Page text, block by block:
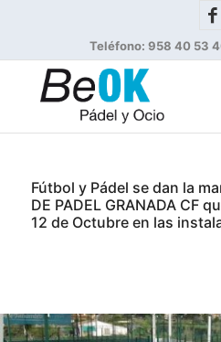
Teléfono: 958 40 53
Fútbol y Pádel se dan la
DE PADEL GRANADA CF
12 de Octubre en las